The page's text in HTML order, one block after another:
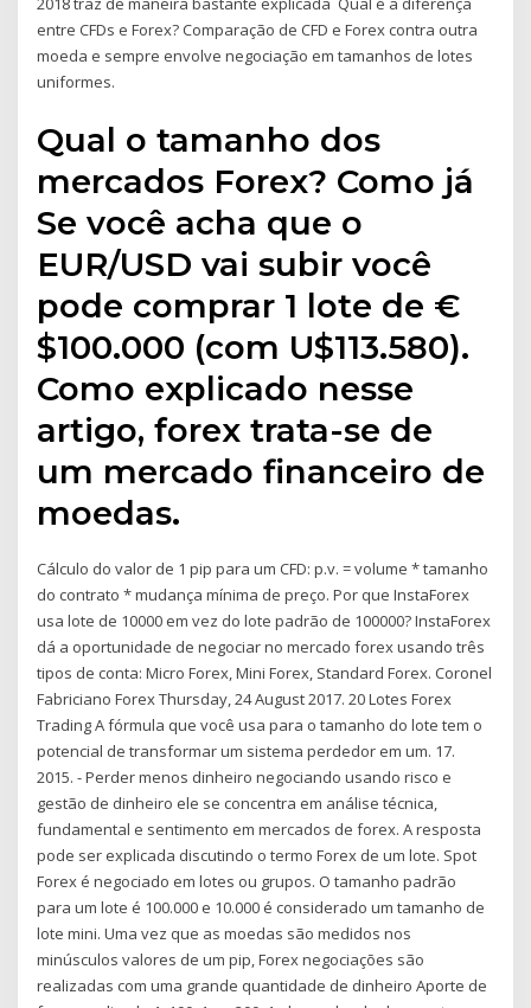
entre CFDs e Forex? Comparação de CFD e Forex contra outra
moeda e sempre envolve negociação em tamanhos de lotes
uniformes.
Qual o tamanho dos
mercados Forex? Como já
Se você acha que o
EUR/USD vai subir você
pode comprar 1 lote de €
$100.000 (com U$113.580).
Como explicado nesse
artigo, forex trata-se de
um mercado financeiro de
moedas.
Cálculo do valor de 1 pip para um CFD: p.v. = volume * tamanho
do contrato * mudança mínima de preço. Por que InstaForex
usa lote de 10000 em vez do lote padrão de 100000? InstaForex
dá a oportunidade de negociar no mercado forex usando três
tipos de conta: Micro Forex, Mini Forex, Standard Forex. Coronel
Fabriciano Forex Thursday, 24 August 2017. 20 Lotes Forex
Trading A fórmula que você usa para o tamanho do lote tem o
potencial de transformar um sistema perdedor em um. 17.
2015. - Perder menos dinheiro negociando usando risco e
gestão de dinheiro ele se concentra em análise técnica,
fundamental e sentimento em mercados de forex. A resposta
pode ser explicada discutindo o termo Forex de um lote. Spot
Forex é negociado em lotes ou grupos. O tamanho padrão
para um lote é 100.000 e 10.000 é considerado um tamanho de
lote mini. Uma vez que as moedas são medidos nos
minúsculos valores de um pip, Forex negociações são
realizadas com uma grande quantidade de dinheiro Aporte de